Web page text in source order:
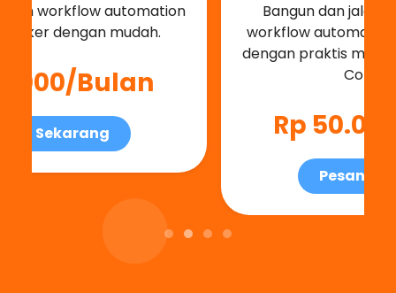
Bangun dan jalankan AI chatbot &
workflow automation berbasis Docker
dengan praktis menggunakan Botpress
Rp 50.000/Bulan
Pesan Sekarang